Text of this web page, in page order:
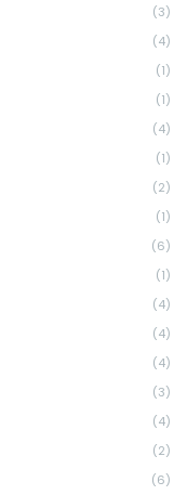
(3)
(4)
(1)
(1)
(4)
(1)
(2)
(1)
(6)
(1)
(4)
(4)
(4)
(3)
(4)
(2)
(6)